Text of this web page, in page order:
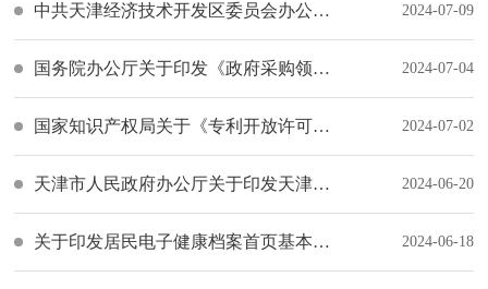
中共天津经济技术开发区委员会办公室（天津经济技术开发区管理委员会办公室）关于印发经开区防汛防潮应急预案的通知 2024-07-09
国务院办公厅关于印发《政府采购领域“整顿市场秩序、建设法规体系、促进产业发展”三年行动方案（2024—2026年）》的通知 2024-07-04
国家知识产权局关于《专利开放许可实施纠纷调解工作办法（试行）》的公告 2024-07-02
天津市人民政府办公厅关于印发天津市2024年食品安全监督管理计划的通知 2024-06-20
关于印发居民电子健康档案首页基本内容（试行）的通知 2024-06-18